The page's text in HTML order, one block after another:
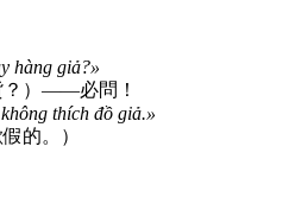
hàng giả?»
？）——必問！
thích đồ giả.»
的。）